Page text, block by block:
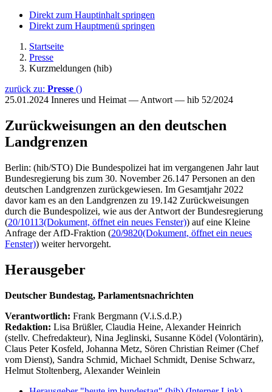
Direkt zum Hauptinhalt springen
Direkt zum Hauptmenü springen
Startseite
Presse
Kurzmeldungen (hib)
zurück zu: Presse ()
25.01.2024 Inneres und Heimat — Antwort — hib 52/2024
Zurückweisungen an den deutschen
Landgrenzen
Berlin: (hib/STO) Die Bundespolizei hat im vergangenen Jahr laut
Bundesregierung bis zum 30. November 26.147 Personen an den
deutschen Landgrenzen zurückgewiesen. Im Gesamtjahr 2022
davor kam es an den Landgrenzen zu 19.142 Zurückweisungen
durch die Bundespolizei, wie aus der Antwort der Bundesregierung
(20/10113(Dokument, öffnet ein neues Fenster)) auf eine Kleine
Anfrage der AfD-Fraktion (20/9820(Dokument, öffnet ein neues
Fenster)) weiter hervorgeht.
Herausgeber
Deutscher Bundestag, Parlamentsnachrichten
Verantwortlich: Frank Bergmann (V.i.S.d.P.)
Redaktion: Lisa Brüßler, Claudia Heine, Alexander Heinrich
(stellv. Chefredakteur), Nina Jeglinski, Susanne Ködel (Volontärin),
Claus Peter Kosfeld, Johanna Metz, Sören Christian Reimer (Chef
vom Dienst), Sandra Schmid, Michael Schmidt, Denise Schwarz,
Helmut Stoltenberg, Alexander Weinlein